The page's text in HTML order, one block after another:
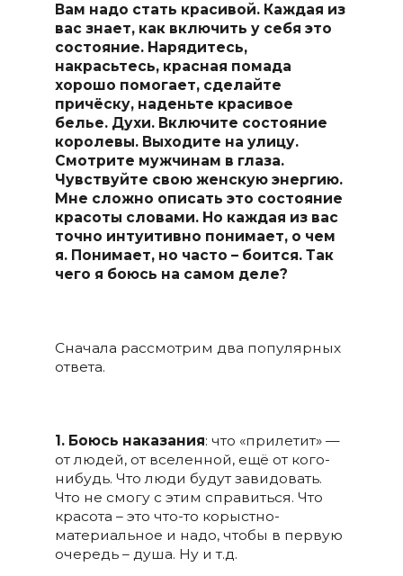
Вам надо стать красивой. Каждая из
вас знает, как включить у себя это
состояние. Нарядитесь,
накрасьтесь, красная помада
хорошо помогает, сделайте
причёску, наденьте красивое
белье. Духи. Включите состояние
королевы. Выходите на улицу.
Смотрите мужчинам в глаза.
Чувствуйте свою женскую энергию.
Мне сложно описать это состояние
красоты словами. Но каждая из вас
точно интуитивно понимает, о чем
я. Понимает, но часто – боится. Так
чего я боюсь на самом деле?
Сначала рассмотрим два популярных
ответа.
1. Боюсь наказания: что «прилетит» —
от людей, от вселенной, ещё от кого-
нибудь. Что люди будут завидовать.
Что не смогу с этим справиться. Что
красота – это что-то корыстно-
материальное и надо, чтобы в первую
очередь – душа. Ну и т.д.